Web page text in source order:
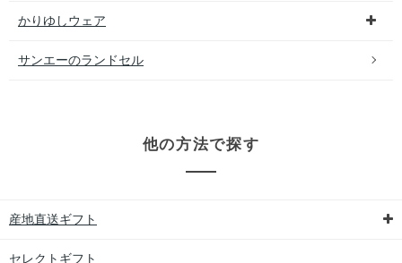
かりゆしウェア
サンエーのランドセル
他の方法で探す
産地直送ギフト
セレクトギフト